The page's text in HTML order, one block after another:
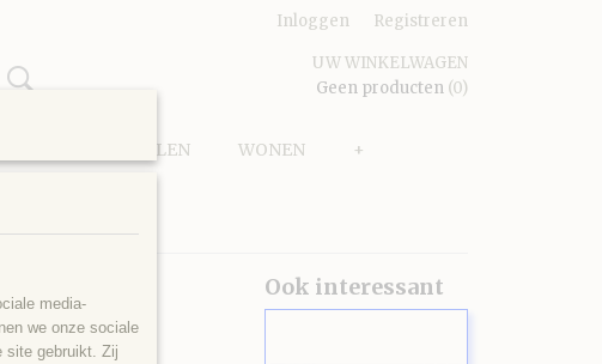
Inloggen Registreren
UW WINKELWAGEN
Geen producten (0)
PUZZELEN WONEN +
Ook interessant
media-
we onze sociale
site gebruikt. Zij